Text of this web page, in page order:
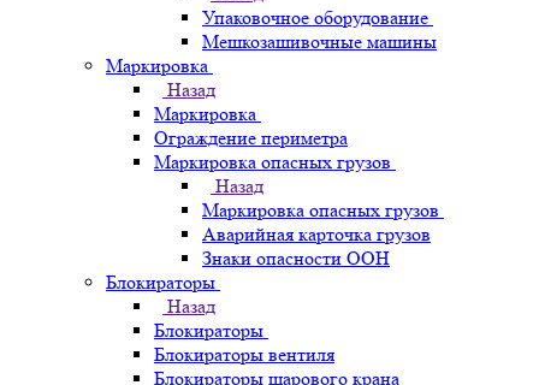
Упаковочное оборудование
Мешкозашивочные машины
Маркировка
Назад
Маркировка
Ограждение периметра
Маркировка опасных грузов
Назад
Маркировка опасных грузов
Аварийная карточка грузов
Знаки опасности ООН
Блокираторы
Назад
Блокираторы
Блокираторы вентиля
Блокираторы шарового крана